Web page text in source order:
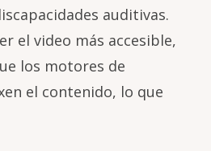
auditivas.
el video más accesible,
los motores de
el contenido, lo que